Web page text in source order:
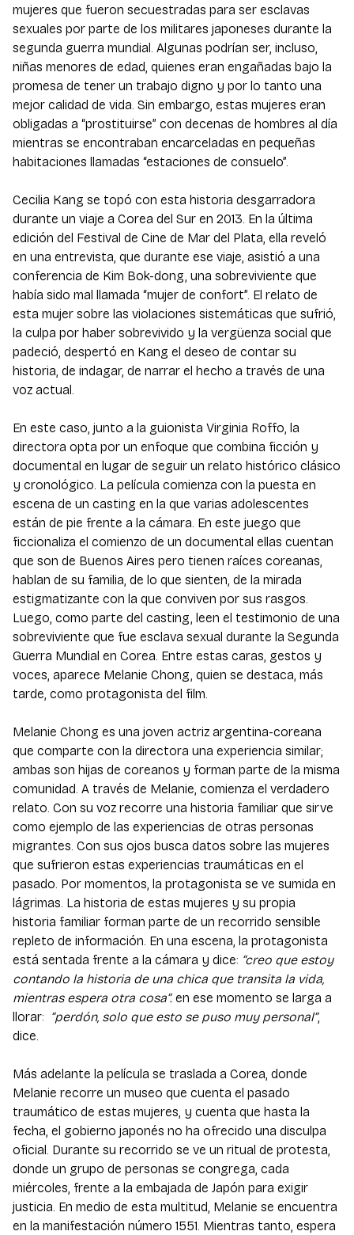
mujeres que fueron secuestradas para ser esclavas
sexuales por parte de los militares japoneses durante la
segunda guerra mundial. Algunas podrían ser, incluso,
niñas menores de edad, quienes eran engañadas bajo la
promesa de tener un trabajo digno y por lo tanto una
mejor calidad de vida. Sin embargo, estas mujeres eran
obligadas a “prostituirse” con decenas de hombres al día
mientras se encontraban encarceladas en pequeñas
habitaciones llamadas “estaciones de consuelo”.
Cecilia Kang se topó con esta historia desgarradora
durante un viaje a Corea del Sur en 2013. En la última
edición del Festival de Cine de Mar del Plata, ella reveló
en una entrevista, que durante ese viaje, asistió a una
conferencia de Kim Bok-dong, una sobreviviente que
había sido mal llamada “mujer de confort”. El relato de
esta mujer sobre las violaciones sistemáticas que sufrió,
la culpa por haber sobrevivido y la vergüenza social que
padeció, despertó en Kang el deseo de contar su
historia, de indagar, de narrar el hecho a través de una
voz actual.
En este caso, junto a la guionista Virginia Roffo, la
directora opta por un enfoque que combina ficción y
documental en lugar de seguir un relato histórico clásico
y cronológico. La película comienza con la puesta en
escena de un casting en la que varias adolescentes
están de pie frente a la cámara. En este juego que
ficcionaliza el comienzo de un documental ellas cuentan
que son de Buenos Aires pero tienen raíces coreanas,
hablan de su familia, de lo que sienten, de la mirada
estigmatizante con la que conviven por sus rasgos.
Luego, como parte del casting, leen el testimonio de una
sobreviviente que fue esclava sexual durante la Segunda
Guerra Mundial en Corea. Entre estas caras, gestos y
voces, aparece Melanie Chong, quien se destaca, más
tarde, como protagonista del film.
Melanie Chong es una joven actriz argentina-coreana
que comparte con la directora una experiencia similar;
ambas son hijas de coreanos y forman parte de la misma
comunidad. A través de Melanie, comienza el verdadero
relato. Con su voz recorre una historia familiar que sirve
como ejemplo de las experiencias de otras personas
migrantes. Con sus ojos busca datos sobre las mujeres
que sufrieron estas experiencias traumáticas en el
pasado. Por momentos, la protagonista se ve sumida en
lágrimas. La historia de estas mujeres y su propia
historia familiar forman parte de un recorrido sensible
repleto de información. En una escena, la protagonista
está sentada frente a la cámara y dice: “creo que estoy
contando la historia de una chica que transita la vida,
mientras espera otra cosa”. en ese momento se larga a
llorar: “perdón, solo que esto se puso muy personal”,
dice.
Más adelante la película se traslada a Corea, donde
Melanie recorre un museo que cuenta el pasado
traumático de estas mujeres, y cuenta que hasta la
fecha, el gobierno japonés no ha ofrecido una disculpa
oficial. Durante su recorrido se ve un ritual de protesta,
donde un grupo de personas se congrega, cada
miércoles, frente a la embajada de Japón para exigir
justicia. En medio de esta multitud, Melanie se encuentra
en la manifestación número 1551. Mientras tanto, espera